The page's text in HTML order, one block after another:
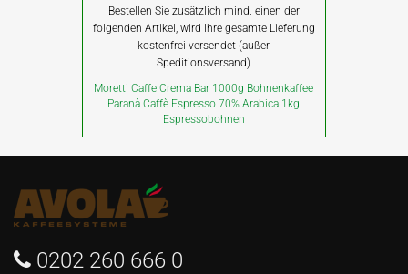
Bestellen Sie zusätzlich mind. einen der
folgenden Artikel, wird Ihre gesamte Lieferung
kostenfrei versendet (außer
Speditionsversand)
Moretti Caffe Crema Bar 1000g Bohnenkaffee
Paranà Caffè Espresso 70% Arabica 1kg
Espressobohnen
0202 260 666 0